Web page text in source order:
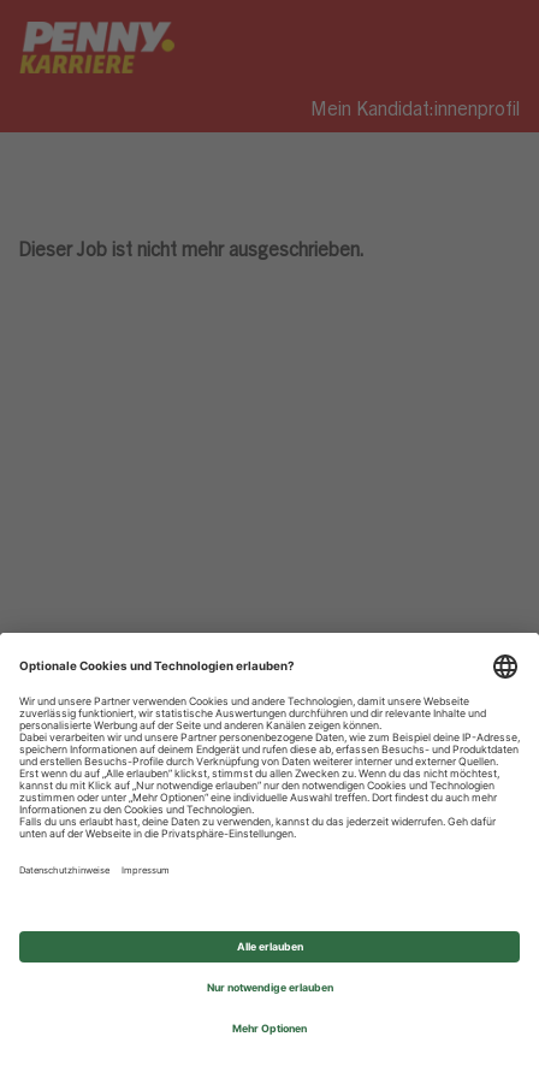
Mein Kandidat:innenprofil
Dieser Job ist nicht mehr ausgeschrieben.
Datenschutzhinweise
Impressum
Privatsphäre-Einstellungen
© 2026 REWE Group - All rights reserved